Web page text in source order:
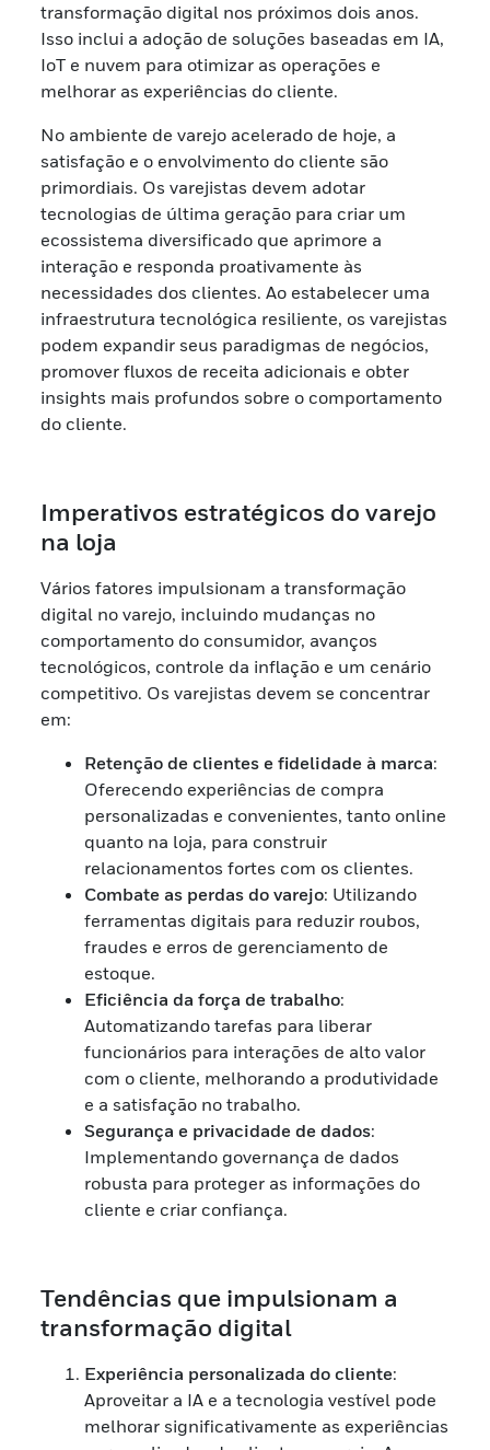
transformação digital nos próximos dois anos.
Isso inclui a adoção de soluções baseadas em IA,
IoT e nuvem para otimizar as operações e
melhorar as experiências do cliente.
No ambiente de varejo acelerado de hoje, a
satisfação e o envolvimento do cliente são
primordiais. Os varejistas devem adotar
tecnologias de última geração para criar um
ecossistema diversificado que aprimore a
interação e responda proativamente às
necessidades dos clientes. Ao estabelecer uma
infraestrutura tecnológica resiliente, os varejistas
podem expandir seus paradigmas de negócios,
promover fluxos de receita adicionais e obter
insights mais profundos sobre o comportamento
do cliente.
Imperativos estratégicos do varejo
na loja
Vários fatores impulsionam a transformação
digital no varejo, incluindo mudanças no
comportamento do consumidor, avanços
tecnológicos, controle da inflação e um cenário
competitivo. Os varejistas devem se concentrar
em:
Retenção de clientes e fidelidade à marca:
Oferecendo experiências de compra
personalizadas e convenientes, tanto online
quanto na loja, para construir
relacionamentos fortes com os clientes.
Combate as perdas do varejo: Utilizando
ferramentas digitais para reduzir roubos,
fraudes e erros de gerenciamento de
estoque.
Eficiência da força de trabalho:
Automatizando tarefas para liberar
funcionários para interações de alto valor
com o cliente, melhorando a produtividade
e a satisfação no trabalho.
Segurança e privacidade de dados:
Implementando governança de dados
robusta para proteger as informações do
cliente e criar confiança.
Tendências que impulsionam a
transformação digital
Experiência personalizada do cliente:
Aproveitar a IA e a tecnologia vestível pode
melhorar significativamente as experiências